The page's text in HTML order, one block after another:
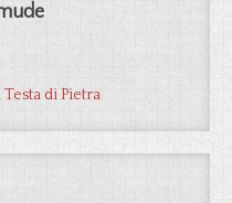
di Pietra